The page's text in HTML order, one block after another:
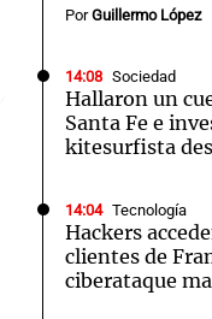
PorGuillermo López
14:08 Sociedad
Hallaron un
Santa Fe e
kitesurfista
14:04 Tecnología
Hackers
clientes de
ciberataque
Cadena 3